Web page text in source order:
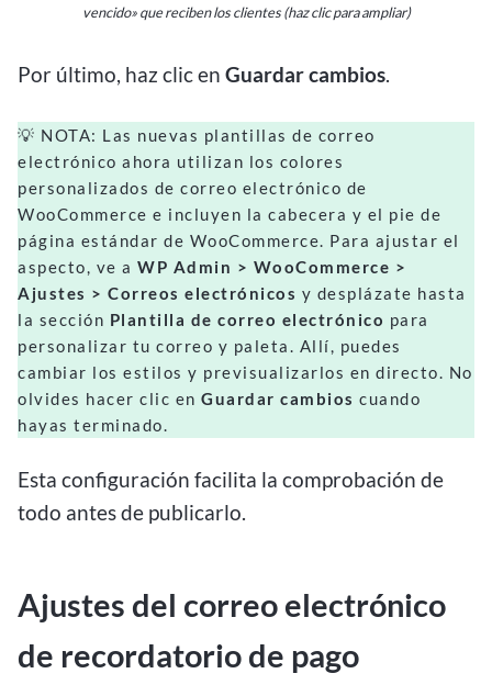
vencido» que reciben los clientes (haz clic para ampliar)
Por último, haz clic en Guardar cambios.
💡 NOTA: Las nuevas plantillas de correo
electrónico ahora utilizan los colores
personalizados de correo electrónico de
WooCommerce e incluyen la cabecera y el pie de
página estándar de WooCommerce. Para ajustar el
aspecto, ve a WP Admin > WooCommerce >
Ajustes > Correos electrónicos y desplázate hasta
la sección Plantilla de correo electrónico para
personalizar tu correo y paleta. Allí, puedes
cambiar los estilos y previsualizarlos en directo. No
olvides hacer clic en Guardar cambios cuando
hayas terminado.
Esta configuración facilita la comprobación de
todo antes de publicarlo.
Ajustes del correo electrónico
de recordatorio de pago